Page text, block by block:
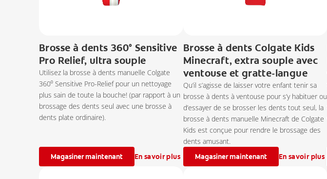
Brosse à dents 360° Sensitive
Pro Relief, ultra souple
Utilisez la brosse à dents manuelle Colgate
360⁰ Sensitive Pro-Relief pour un nettoyage
plus sain de toute la bouche! (par rapport à un
brossage des dents seul avec une brosse à
dents plate ordinaire).
Magasiner maintenant En savoir plus
Brosse à dents Colgate Kids
Minecraft, extra souple avec
ventouse et gratte-langue
Qu’il s’agisse de laisser votre enfant tenir sa
brosse à dents à ventouse pour s’y habituer ou
d’essayer de se brosser les dents tout seul, la
brosse à dents manuelle Minecraft de Colgate
Kids est conçue pour rendre le brossage des
dents amusant.
Magasiner maintenant En savoir plus